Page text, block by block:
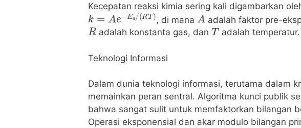
Kecepatan reaksi kimia sering kali digambarkan
k=Ae−Ea/(RT)
, di mana
A
adalah faktor pre-
R
adalah konstanta gas, dan
T
adalah temperatur.
Teknologi Informasi
Dalam dunia teknologi informasi, terutama dalam
memainkan peran sentral. Algoritma kunci publik
bahwa sangat sulit untuk memfaktorkan bilangan
Operasi eksponensial dan akar modulo bilangan